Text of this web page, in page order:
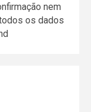
nem
os dados